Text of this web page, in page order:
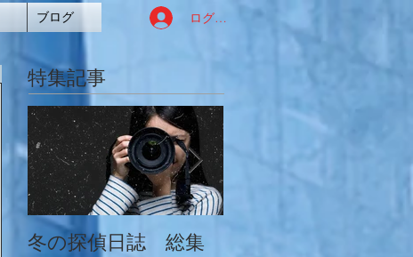
ブログ ログイン
特集記事
冬の探偵日誌 総集